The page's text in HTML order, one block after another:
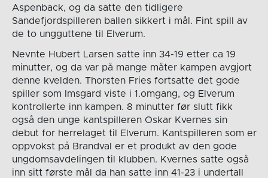
Aspenback, og da satte den tidligere
Sandefjordspilleren ballen sikkert i mål. Fint spill av
de to ungguttene til Elverum.
Nevnte Hubert Larsen satte inn 34-19 etter ca 19
minutter, og da var på mange måter kampen avgjort
denne kvelden. Thorsten Fries fortsatte det gode
spiller som Imsgard viste i 1.omgang, og Elverum
kontrollerte inn kampen. 8 minutter før slutt fikk
også den unge kantspilleren Oskar Kvernes sin
debut for herrelaget til Elverum. Kantspilleren som er
oppvokst på Brandval er et produkt av den gode
ungdomsavdelingen til klubben. Kvernes satte også
inn sitt første mål da han satte inn 41-23 i undertall